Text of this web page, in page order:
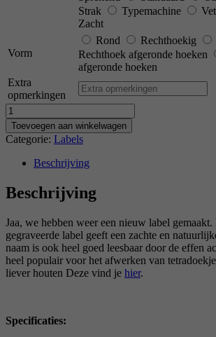
Strak
Typemachine Vet
Zacht
Vorm
Rond Rechthoekig
Rechthoek afgeronde hoeken
afgeronde hoeken
Extra
opmerkingen
Aantal
Toevoegen aan winkelwagen
Categorie: Labels
Beschrijving
Beschrijving
Jaa, we hebben weer een nieuw label
gegraveerde label geeft een zachte en
naam is ook heel goed leesbaar door de effen
heel populair voor het afwerken van
liever houten Deze vind je hier.
Specificaties: